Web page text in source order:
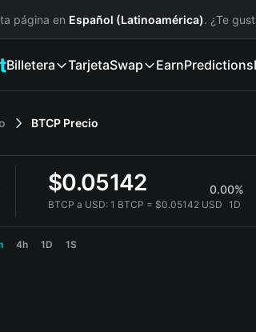
página en Español (Latinoamérica). ¿Te
Billetera TarjetaSwap EarnPredictions
BTCP Precio
$0.05142 0.00%
BTCP a USD: 1 BTCP = $0.05142 USD 1D
4h 1D 1S